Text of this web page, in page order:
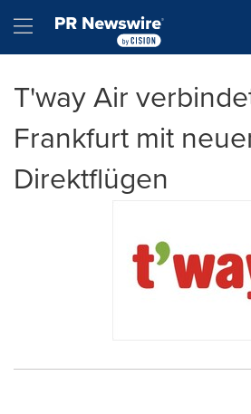
Hamburger menu
T'way Air
Frankfurt mit
Direktflügen